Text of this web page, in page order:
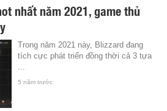
nhất năm 2021, game thủ
Trong năm 2021 này, Blizzard đang
tích cực phát triển đồng thời cả 3 tựa
5 năm trước